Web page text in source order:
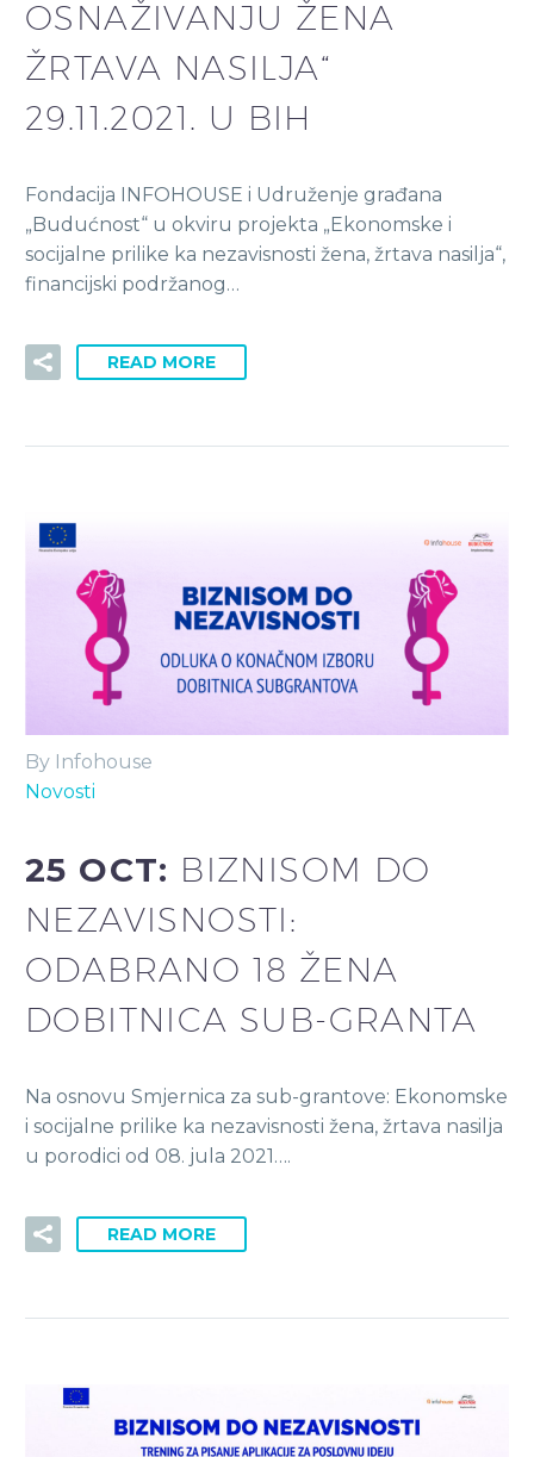
OSNAŽIVANJU ŽENA
ŽRTAVA NASILJA“
29.11.2021. U BIH
Fondacija INFOHOUSE i Udruženje građana
„Budućnost“ u okviru projekta „Ekonomske i
socijalne prilike ka nezavisnosti žena, žrtava nasilja“,
financijski podržanog…
READ MORE
By Infohouse
Novosti
25 OCT: BIZNISOM DO
NEZAVISNOSTI:
ODABRANO 18 ŽENA
DOBITNICA SUB-GRANTA
Na osnovu Smjernica za sub-grantove: Ekonomske
i socijalne prilike ka nezavisnosti žena, žrtava nasilja
u porodici od 08. jula 2021….
READ MORE